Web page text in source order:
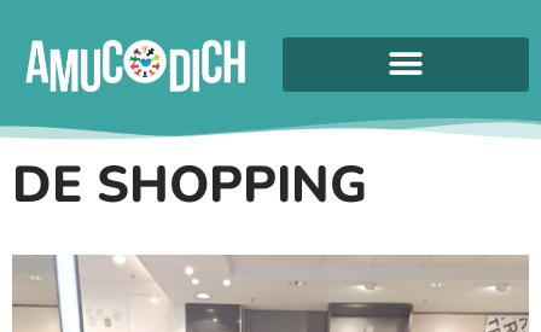
DE SHOPPING